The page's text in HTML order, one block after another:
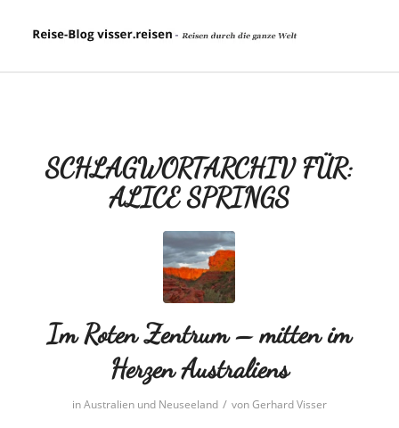
SCHLAGWORTARCHIV FÜR:
ALICE SPRINGS
Im Roten Zentrum – mitten im
Herzen Australiens
inAustralien und Neuseeland / vonGerhard Visser